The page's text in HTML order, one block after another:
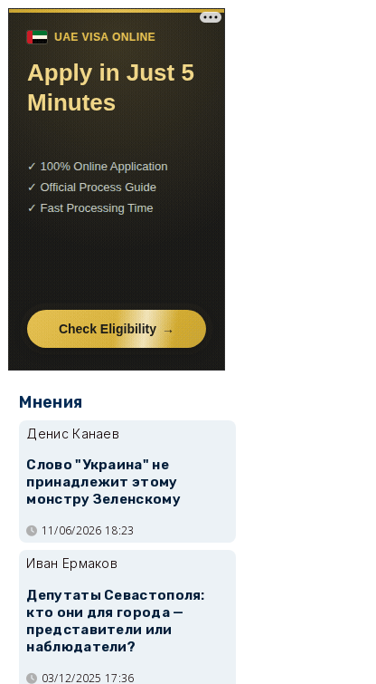
Мнения
Денис Канаев
Слово "Украина" не
принадлежит этому
монстру Зеленскому
11/06/2026 18:23
Иван Ермаков
Депутаты Севастополя:
кто они для города —
представители или
наблюдатели?
03/12/2025 17:36